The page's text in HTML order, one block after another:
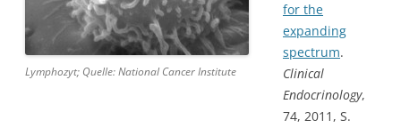
Lymphozyt; Quelle: National Cancer Institute
for the
expanding
spectrum.
Clinical
Endocrinology,
74, 2011, S.